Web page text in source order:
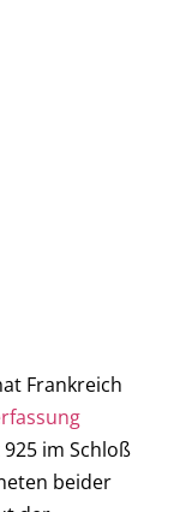
Frankreich
im Schloß
beider